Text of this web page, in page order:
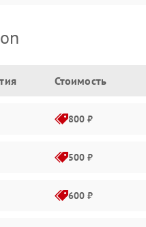
Стоимость
800 ₽
500 ₽
600 ₽